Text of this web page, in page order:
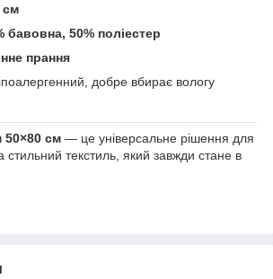
см
бавовна, 50% поліестер
прання
добре вбирає вологу
50×80 см — це універсальне рішення для
текстиль, який завжди стане в